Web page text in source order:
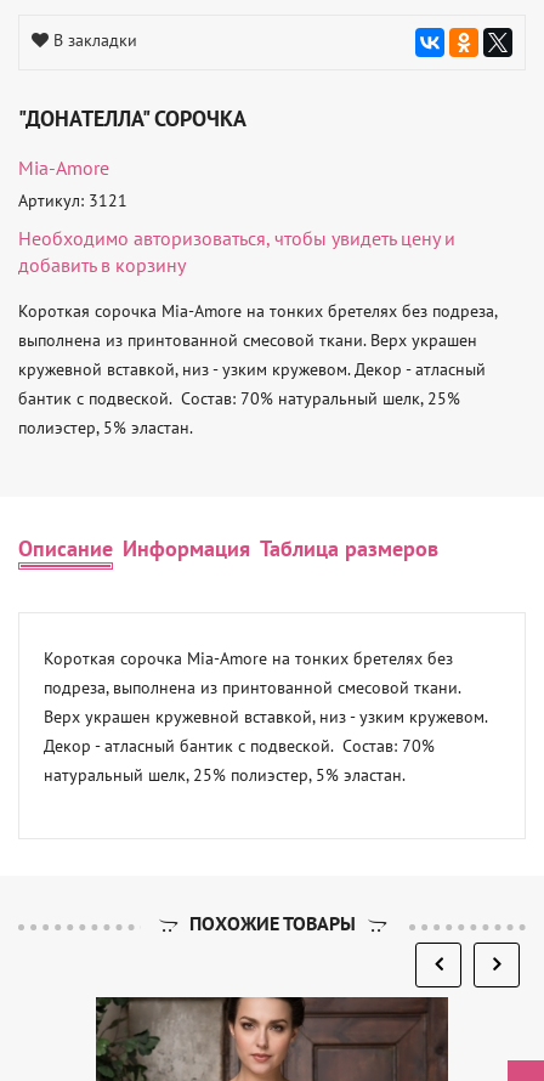
В закладки
"ДОНАТЕЛЛА" СОРОЧКА
Mia-Amore
Артикул: 3121
Необходимо авторизоваться, чтобы увидеть цену и
добавить в корзину
Короткая сорочка Mia-Amore на тонких бретелях без подреза,
выполнена из принтованной смесовой ткани. Верх украшен
кружевной вставкой, низ - узким кружевом. Декор - атласный
бантик с подвеской.  Состав: 70% натуральный шелк, 25%
полиэстер, 5% эластан.
Описание Информация Таблица размеров
Короткая сорочка Mia-Amore на тонких бретелях без
подреза, выполнена из принтованной смесовой ткани.
Верх украшен кружевной вставкой, низ - узким кружевом.
Декор - атласный бантик с подвеской.  Состав: 70%
натуральный шелк, 25% полиэстер, 5% эластан.
ПОХОЖИЕ ТОВАРЫ